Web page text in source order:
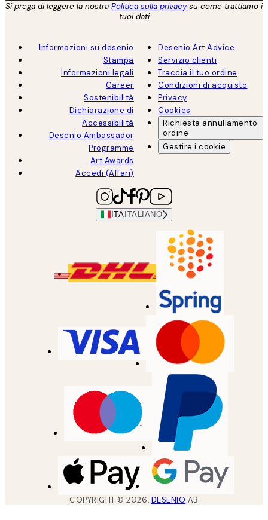
Si prega di leggere la nostra Politica sulla privacysu come trattiamo i
tuoi dati
Informazioni su desenio
Stampa
Informazioni legali
Career
Sostenibilità
Dichiarazione di
Accessibilità
Desenio Ambassador
Programme
Art Awards
Accedi (Affari)
Desenio Art Advice
Servizio clienti
Traccia il tuo ordine
Condizioni di acquisto
Privacy
Cookies
Richiesta annullamento
ordine
Gestire i cookie
ITA ITALIANO
COPYRIGHT ©2026, DESENIO AB